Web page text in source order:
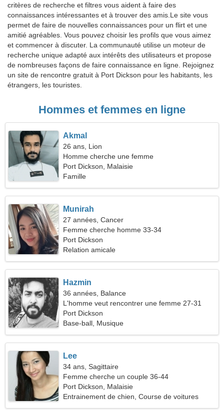
critères de recherche et filtres vous aident à faire des
connaissances intéressantes et à trouver des amis.Le site vous
permet de faire de nouvelles connaissances pour un flirt et une
amitié agréables. Vous pouvez choisir les profils que vous aimez
et commencer à discuter. La communauté utilise un moteur de
recherche unique adapté aux intérêts des utilisateurs et propose
de nombreuses façons de faire connaissance en ligne. Rejoignez
un site de rencontre gratuit à Port Dickson pour les habitants, les
étrangers, les touristes.
Hommes et femmes en ligne
Akmal
26 ans, Lion
Homme cherche une femme
Port Dickson, Malaisie
Famille
Munirah
27 années, Cancer
Femme cherche homme 33-34
Port Dickson
Relation amicale
Hazmin
36 années, Balance
L'homme veut rencontrer une femme 27-31
Port Dickson
Base-ball, Musique
Lee
34 ans, Sagittaire
Femme cherche un couple 36-44
Port Dickson, Malaisie
Entrainement de chien, Course de voitures